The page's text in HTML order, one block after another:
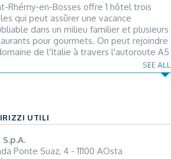
Rhémy-en-Bosses offre 1 hôtel trois
qui peut assûrer une vacance
dans un milieu familier et plusieurs
pour gourmets. On peut rejoindre
de l'Italie à travers l'autoroute A5
Aoste, sortie Aosta-Est, puis continuer
bretelle en direction Grand Saint
Rhémy-en-Bosses.
SEE ALL
UTILI
Ponte Suaz, 4 - 11100 AOsta